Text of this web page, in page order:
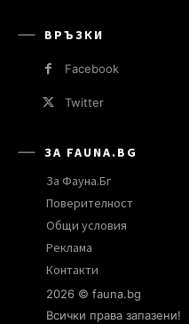
ВРЪЗКИ
Facebook
Twitter
ЗА FAUNA.BG
За Фауна.Бг
Поверителност
Общи условия
Реклама
Контакти
2026 © fauna.bg
Всички права запазени!